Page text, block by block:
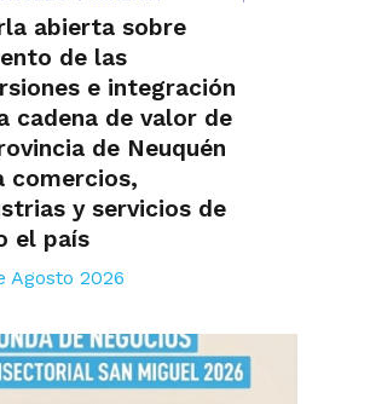
abierta sobre
de las
e integración
cadena de valor de
de Neuquén
comercios,
y servicios de
el país
Agosto 2026